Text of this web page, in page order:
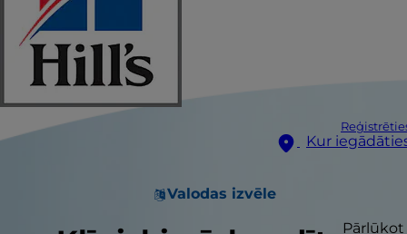
Kur
Valodas izvēle
Pārlūkot